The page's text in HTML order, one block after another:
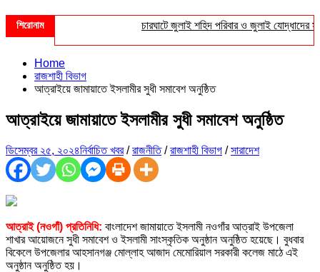
শিরোনাম চারঘাটে জুলাই শহিদ পরিবার ও জুলাই যোদ্ধাদের
Home
রাজশাহী বিভাগ
আত্রাইয়ে জামায়াতে ইসলামীর সুধী সমাবেশ অনুষ্ঠিত
আত্রাইয়ে জামায়াতে ইসলামীর সুধী সমাবেশ অনুষ্ঠিত
ডিসেম্বর ২৫, ২০২৪নির্বাচিত খবর/রাজনীতি/রাজশাহী বিভাগ /সারাদেশ
আত্রাই (নওগাঁ) প্রতিনিধি: বাংলাদেশ জামায়াতে ইসলামী নওগাঁর আত্রাই উপজেলা
শাখার আয়োজনে সুধী সমাবেশ ও ইসলামী সাংস্কৃতিক অনুষ্ঠান অনুষ্ঠিত হয়েছে। বুধবার
বিকেলে উপজেলার আহসানগঞ্জ মোল্লাহ আজাদ মেমোরিয়াল সরকারী কলেজ মাঠে এই
অনুষ্ঠান অনুষ্ঠিত হয়।